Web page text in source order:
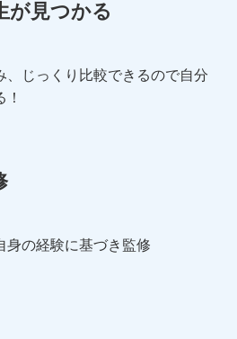
が見つかる
、じっくり比較できるので自分
身の経験に基づき監修